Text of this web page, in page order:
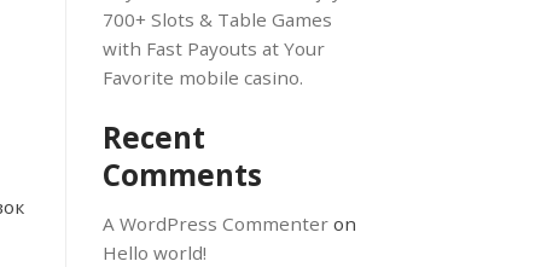
700+ Slots & Table Games
with Fast Payouts at Your
Favorite mobile casino.
Recent
Comments
A WordPress Commenteron
Hello world!